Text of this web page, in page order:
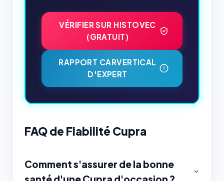
VÉRIFIER SUR HISTOVEC
(GRATUIT)
RAPPORT CARVERTICAL
D'EXPERT
FAQ de Fiabilité Cupra
Comment s'assurer de la bonne